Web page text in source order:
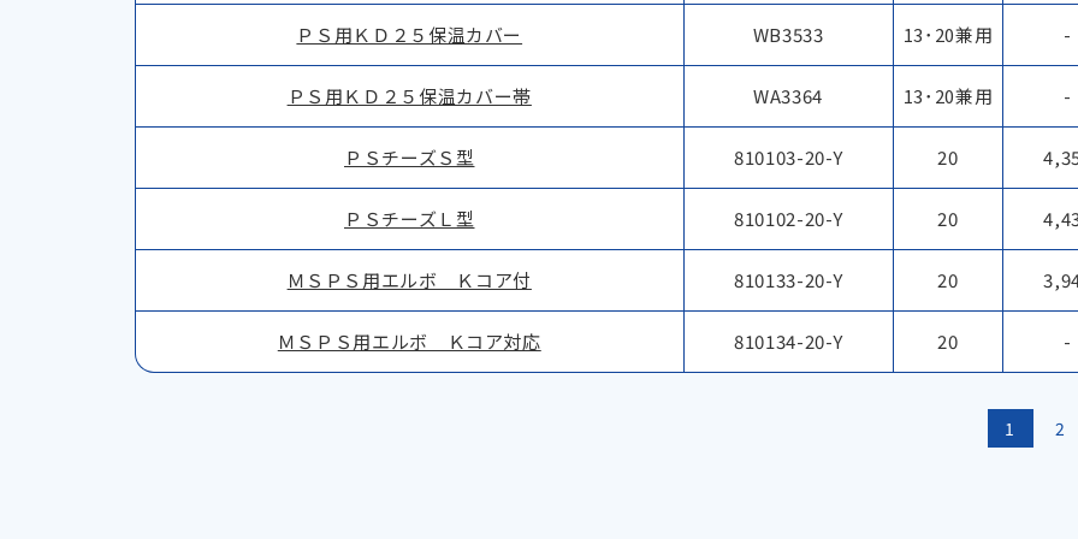
ＰＳ用ＫＤ２５保温カバー WB3533 13･20兼用 -
ＰＳ用ＫＤ２５保温カバー帯 WA3364 13･20兼用 -
ＰＳチーズＳ型 810103-20-Y 20
ＰＳチーズＬ型 810102-20-Y 20
ＭＳＰＳ用エルボ Ｋコア付 810133-20-Y 20
ＭＳＰＳ用エルボ Ｋコア対応 810134-20-Y 20 -
1 2